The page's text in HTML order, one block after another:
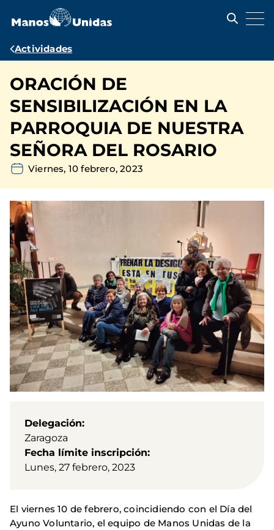
contenido
Ruta
navegación
Actividades
ORACIÓN DE
SENSIBILIZACIÓN EN LA
PARROQUIA DE NUESTRA
SEÑORA DEL ROSARIO
Viernes, 10 febrero, 2023
Delegación
Zaragoza
Fecha límite inscripción
Lunes, 27 febrero, 2023
El viernes 10 de febrero, coincidiendo con el Día del
Ayuno Voluntario, el equipo de Manos Unidas de la